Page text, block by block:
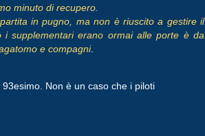
minuto di recupero.
in pugno, ma non è riuscito a gestire il
supplementari erano ormai alle porte è da
e compagni.
Non è un caso che i piloti